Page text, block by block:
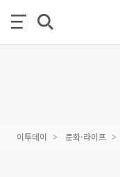
이투데이 문화·라이프